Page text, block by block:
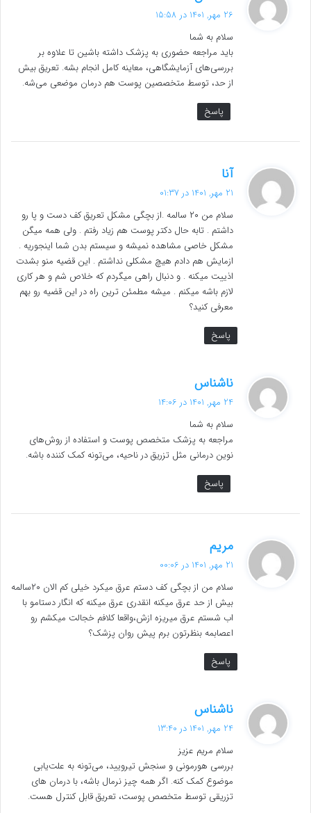
ف
:
26 مهر, 1401 در 15:58
سلام به شما
باید مراجعه حضوری به پزشک داشته باشین تا علاوه بر
بررسی‌های آزمایشگاهی، معاینه کامل انجام بشه. تعریق بیش
از حد، توسط متخصصین پوست هم درمان موضعی می‌شه.
پاسخ
آنا
ت
:
21 مهر, 1401 در 01:37
سلام من ۲۰ سالمه .از بچگی مشکل تعریق کف دست و پا رو
داشتم . تابه حال دکتر پوست هم زیاد رفتم . ولی همه میگن
مشکل خاصی مشاهده نمیشه و سیستم بدن شما اینجوریه .
ازمایش هم دادم هیچ مشکلی نداشتم . این قضیه منو بشدت
اذییت میکنه . و دنبال راهی میگردم که خلاص شم و هر کاری
لازم باشه میکنم . میشه مطمئن ترین راه در این قضیه رو بهم
معرفی کنید؟
پاسخ
ناشناس
ف
:
24 مهر, 1401 در 14:06
سلام به شما
مراجعه به پزشک متخصص پوست و استفاده از روش‌های
نوین درمانی مثل تزریق در ناحیه، می‌تونه کمک کننده باشه.
پاسخ
مریم
:
21 مهر, 1401 در 00:06
سلام من از بچگی کف دستم عرق میکرد خیلی کم الان ۲۰سالمه
بیش از حد عرق میکنه انقدری عرق میکنه که انگار دستامو با
اب شستم عرق میریزه ازش،واقعا کلافم خجالت میکشم رو
اعصابمه بنظرتون برم پیش روان پزشک؟
پاسخ
ناشناس
ف
:
24 مهر, 1401 در 13:40
سلام مریم عزیز
بررسی هورمونی و سنجش تیرویید، می‌تونه به علت‌یابی
موضوع کمک کنه. اگر همه چیز نرمال باشه، با درمان های
تزریقی توسط متخصص پوست، تعریق قابل کنترل هست.